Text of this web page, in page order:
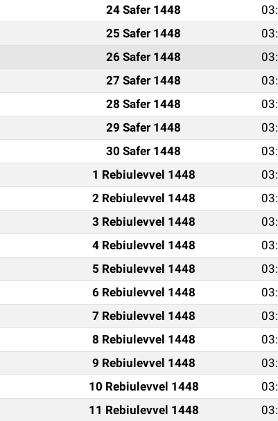
24 Safer 1448
25 Safer 1448
26 Safer 1448
27 Safer 1448
28 Safer 1448
29 Safer 1448
30 Safer 1448
1 Rebiulevvel 1448
2 Rebiulevvel 1448
3 Rebiulevvel 1448
4 Rebiulevvel 1448
5 Rebiulevvel 1448
6 Rebiulevvel 1448
7 Rebiulevvel 1448
8 Rebiulevvel 1448
9 Rebiulevvel 1448
10 Rebiulevvel 1448
11 Rebiulevvel 1448